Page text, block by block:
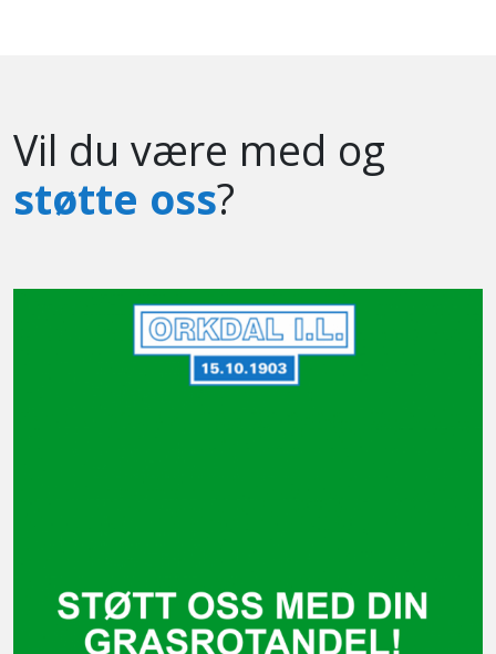
Vil du være med og
støtte oss?